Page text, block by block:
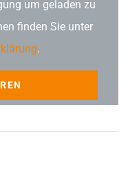
um geladen zu
finden Sie unter
.